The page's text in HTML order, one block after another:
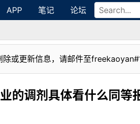
APP 笔记 论坛
除或更新信息，请邮件至
的调剂具体看什么同等